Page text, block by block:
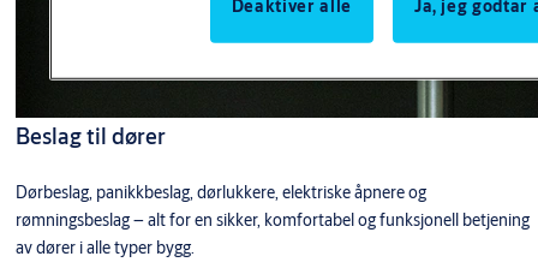
Beslag til dører
Dørbeslag, panikkbeslag, dørlukkere, elektriske åpnere og
rømningsbeslag – alt for en sikker, komfortabel og funksjonell betjening
av dører i alle typer bygg.
Deaktiver alle Ja, jeg godtar